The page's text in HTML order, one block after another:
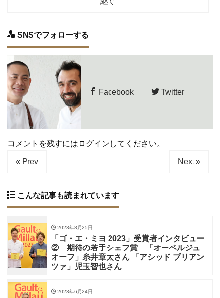
SNSでフォローする
Facebook Twitter
コメントを残すにはログインしてください。
« Prev Next »
こんな記事も読まれています
2023年8月25日
「ゴ・エ・ミヨ 2023」受賞者インタビュー
② 期待の若手シェフ賞 「オーベルジュ
オーフ」糸井章太さん 「アシッド ブリアン
ツァ」児玉智也さん
2023年6月24日